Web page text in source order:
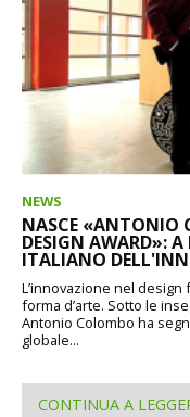
NEWS
NASCE «ANTONIO
DESIGN AWARD»:
ITALIANO
L’innovazione nel
forma d’arte. Sotto le
Antonio Colombo ha
globale...
CONTINUA A